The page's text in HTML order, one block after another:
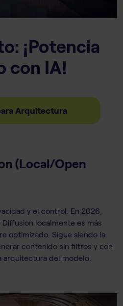
¡Potencia
con IA!
Arquitectura
(Local/Open
y el control. En 2026,
localmente es más
optimizado. Sigue siendo la
contenido sin filtros y con
arquitectura del modelo.